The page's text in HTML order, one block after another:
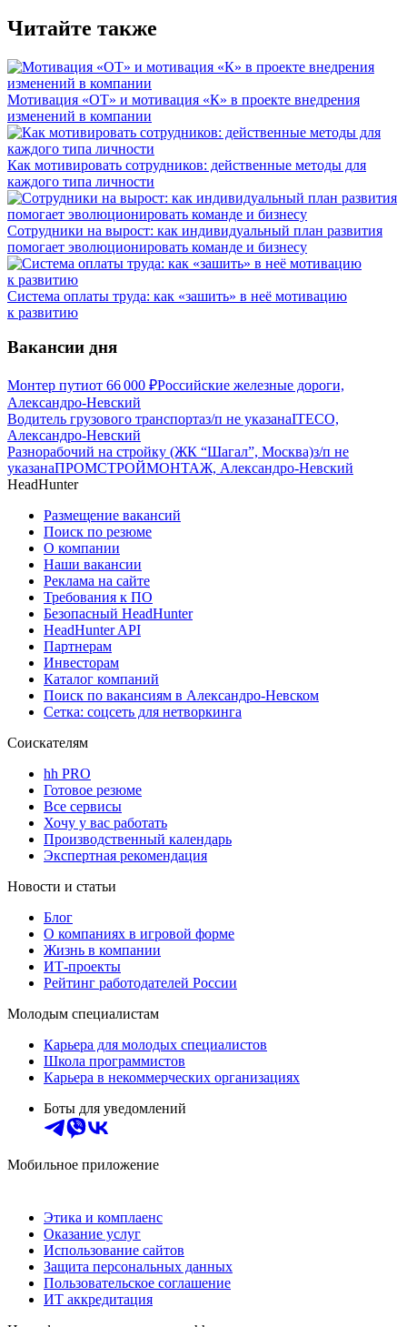
Читайте также
Мотивация «ОТ» и мотивация «К» в проекте внедрения
изменений в компании
Как мотивировать сотрудников: действенные методы для
каждого типа личности
Сотрудники на вырост: как индивидуальный план развития
помогает эволюционировать команде и бизнесу
Система оплаты труда: как «зашить» в неё мотивацию
к развитию
Вакансии дня
Монтер путиот 66 000 ₽Российские железные дороги,
Александро-Невский
Водитель грузового транспортаз/п не указанаITECO,
Александро-Невский
Разнорабочий на стройку (ЖК “Шагал”, Москва)з/п не
указанаПРОМСТРОЙМОНТАЖ, Александро-Невский
HeadHunter
Размещение вакансий
Поиск по резюме
О компании
Наши вакансии
Реклама на сайте
Требования к ПО
Безопасный HeadHunter
HeadHunter API
Партнерам
Инвесторам
Каталог компаний
Поиск по вакансиям в Александро-Невском
Сетка: соцсеть для нетворкинга
Соискателям
hh PRO
Готовое резюме
Все сервисы
Хочу у вас работать
Производственный календарь
Экспертная рекомендация
Новости и статьи
Блог
О компаниях в игровой форме
Жизнь в компании
ИТ-проекты
Рейтинг работодателей России
Молодым специалистам
Карьера для молодых специалистов
Школа программистов
Карьера в некоммерческих организациях
Боты для уведомлений
Мобильное приложение
Этика и комплаенс
Оказание услуг
Использование сайтов
Защита персональных данных
Пользовательское соглашение
ИТ аккредитация